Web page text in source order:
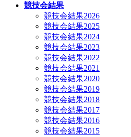
競技会結果
競技会結果2026
競技会結果2025
競技会結果2024
競技会結果2023
競技会結果2022
競技会結果2021
競技会結果2020
競技会結果2019
競技会結果2018
競技会結果2017
競技会結果2016
競技会結果2015